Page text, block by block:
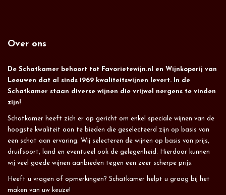
Over ons
De Schatkamer behoort tot Favorietewijn.nl en Wijnkoperij van
Leeuwen dat al sinds 1969 kwaliteitswijnen levert. In de
Schatkamer staan diverse wijnen die vrijwel nergens te vinden
zijn!
Schatkamer heeft zich er op gericht om enkel speciale wijnen van de
hoogste kwaliteit aan te bieden die geselecteerd zijn op basis van
een schat aan ervaring. Wij selecteren de wijnen op basis van prijs,
druifsoort, land en eventueel ook de gelegenheid. Hierdoor kunnen
wij veel goede wijnen aanbieden tegen een zeer scherpe prijs.
Heeft u vragen of opmerkingen? Schatkamer helpt u graag bij het
maken van uw keuze!